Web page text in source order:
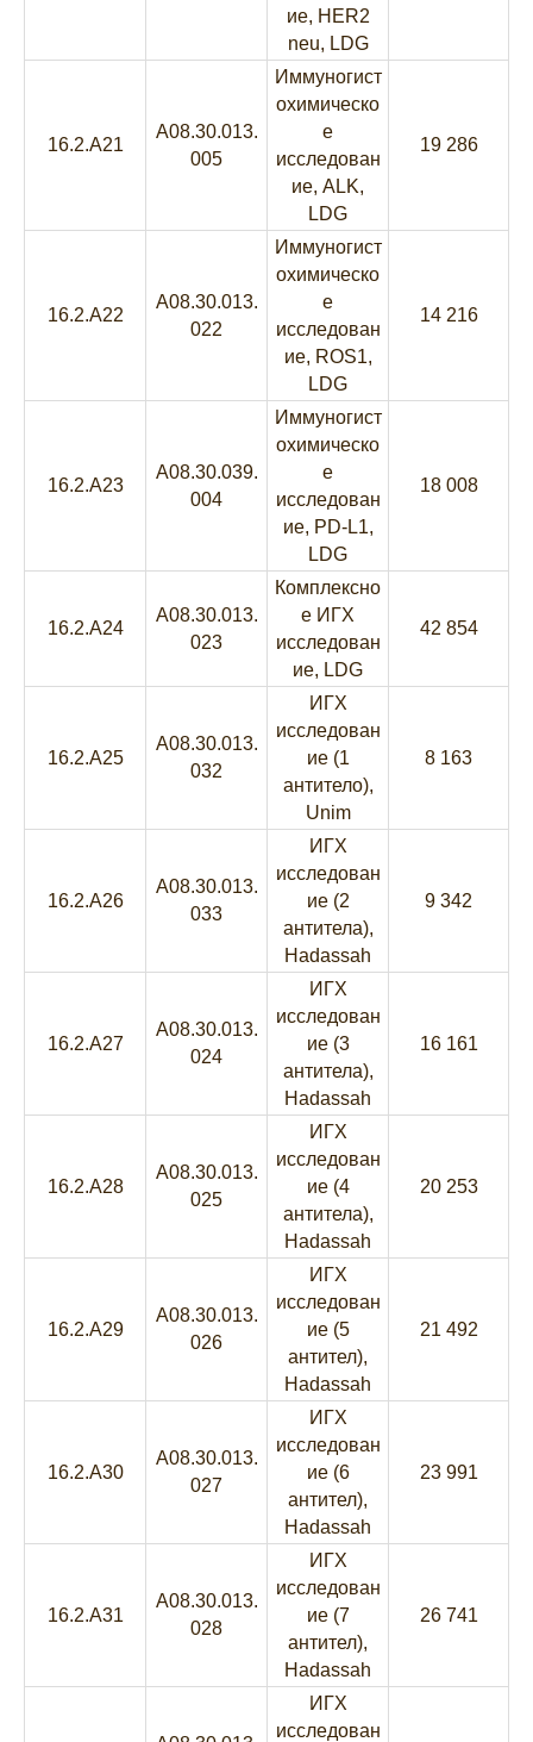
ие, HER2
neu, LDG
16.2.A21
A08.30.013.
005
Иммуногист
охимическо
е
исследован
ие, ALK,
LDG
19 286
16.2.A22
A08.30.013.
022
Иммуногист
охимическо
е
исследован
ие, ROS1,
LDG
14 216
16.2.A23
A08.30.039.
004
Иммуногист
охимическо
е
исследован
ие, PD-L1,
LDG
18 008
16.2.A24
A08.30.013.
023
Комплексно
е ИГХ
исследован
ие, LDG
42 854
16.2.A25
A08.30.013.
032
ИГХ
исследован
ие (1
антитело),
Unim
8 163
16.2.A26
A08.30.013.
033
ИГХ
исследован
ие (2
антитела),
Hadassah
9 342
16.2.A27
A08.30.013.
024
ИГХ
исследован
ие (3
антитела),
Hadassah
16 161
16.2.A28
A08.30.013.
025
ИГХ
исследован
ие (4
антитела),
Hadassah
20 253
16.2.A29
A08.30.013.
026
ИГХ
исследован
ие (5
антител),
Hadassah
21 492
16.2.A30
A08.30.013.
027
ИГХ
исследован
ие (6
антител),
Hadassah
23 991
16.2.A31
A08.30.013.
028
ИГХ
исследован
ие (7
антител),
Hadassah
26 741
ИГХ
исследован